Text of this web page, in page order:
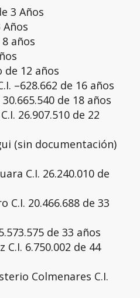
3 Años
Años
años
de 12 años
–628.662 de 16 años
de 18 años
26.907.510 de 22
(sin documentación)
C.I. 26.240.010 de
C.I. 20.466.688 de 33
de 33 años
C.I. 6.750.002 de 44
Colmenares C.I.